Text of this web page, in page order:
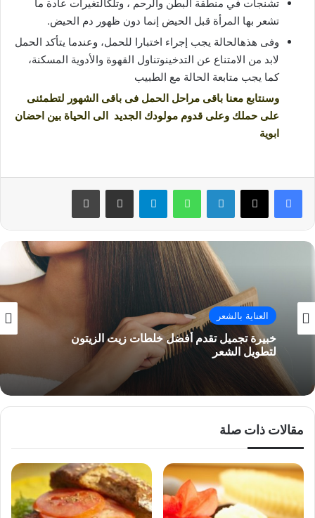
تشنجات في منطقة البطن والرحم ، وتلكالتغيرات عادة ما
تشعر بها المرأة قبل الحيض إنما دون ظهور دم الحيض.
وفى هذهالحالة يجب إجراء اختبارا للحمل، وعندما يتأكد الحمل
لابد من الامتناع عن التدخينوتناول القهوة والأدوية المسكنة،
كما يجب متابعة الحالة مع الطبيب
وسنتابع معنا باقى مراحل الحمل فى باقى الشهور لتطمئنى
على حملك وعلى قدوم مولودك الجديد الى الحياة بين احضان
ابوية
فيسبوك لينكدإن واتساب
العناية بالشعر
خبيرة تجميل تقدم أفضل خلطات زيت الزيتون
لتطويل الشعر
مقالات ذات صلة